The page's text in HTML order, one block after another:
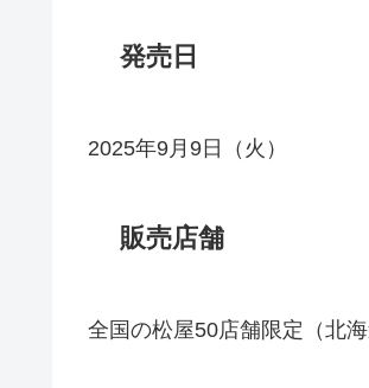
発売日
2025年9月9日（火）
販売店舗
全国の松屋50店舗限定（北